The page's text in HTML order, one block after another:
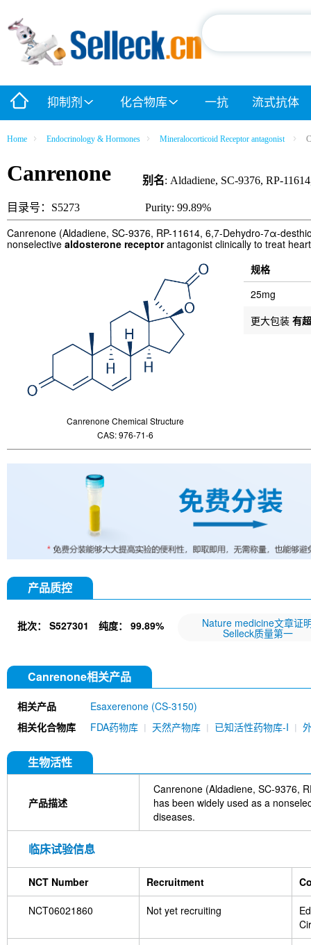
抑制剂 化合物库 一抗 流式抗体
Home Endocrinology & Hormones Mineralocorticoid Receptor antagonist
Canrenone 别名: Aldadiene, SC-9376, RP-
目录号：S5273 Purity: 99.89%
Canrenone (Aldadiene, SC-9376, RP-11614, 6,7-Dehydro-7α-
nonselective aldosterone receptorantagonist clinically to treat
Canrenone Chemical Structure
CAS: 976-71-6
规格
25mg
更大包装 有
产品质控
批次： S527301 纯度： 99.89% Nature medicine文章证
Selleck质量第一
Canrenone相关产品
相关产品
Esaxerenone (CS-3150)
相关化合物库
FDA药物库 天然产物库 已知活性药物库-I
生物活性
产品描述
Canrenone (Aldadiene, SC-9376,
has been widely used as a
diseases.
临床试验信息
NCT Number Recruitment
NCT06021860 Not yet recruiting